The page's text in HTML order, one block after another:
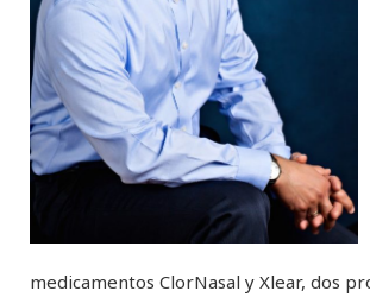
medicamentos ClorNasal y Xlear, dos